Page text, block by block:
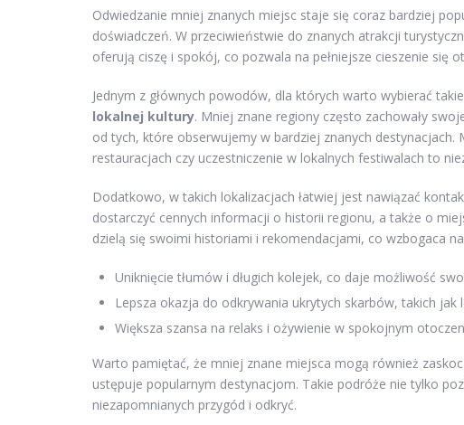
Odwiedzanie mniej znanych miejsc staje się coraz bardziej
doświadczeń. W przeciwieństwie do znanych atrakcji
oferują ciszę i spokój, co pozwala na pełniejsze cieszenie się
Jednym z głównych powodów, dla których warto wybierać
lokalnej kultury. Mniej znane regiony często zachowały
od tych, które obserwujemy w bardziej znanych destynacjach.
restauracjach czy uczestniczenie w lokalnych festiwalach to
Dodatkowo, w takich lokalizacjach łatwiej jest nawiązać
dostarczyć cennych informacji o historii regionu, a także o
dzielą się swoimi historiami i rekomendacjami, co wzbogaca
Uniknięcie tłumów i długich kolejek, co daje możliwość
Lepsza okazja do odkrywania ukrytych skarbów, takich jak
Większa szansa na relaks i ożywienie w spokojnym
Warto pamiętać, że mniej znane miejsca mogą również
ustępuje popularnym destynacjom. Takie podróże nie tylko
niezapomnianych przygód i odkryć.